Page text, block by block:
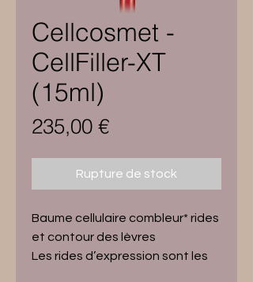
Cellcosmet -
CellFiller-XT
(15ml)
235,00 €Prix
Rupture de stock
Baume cellulaire combleur* rides
et contour des lèvres
Les rides d’expression sont les